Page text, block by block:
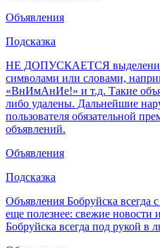
Объявления
Подсказка
НЕ ДОПУСКАЕТСЯ выделение
символами или словами,
«ВнИмАнИе!» и т.д. Такие
либо удалены. Дальнейшие
пользователя обязательной
объявлений.
Объявления
Подсказка
Объявления Бобруйска
еще полезнее: свежие новости
Бобруйска всегда под рукой в